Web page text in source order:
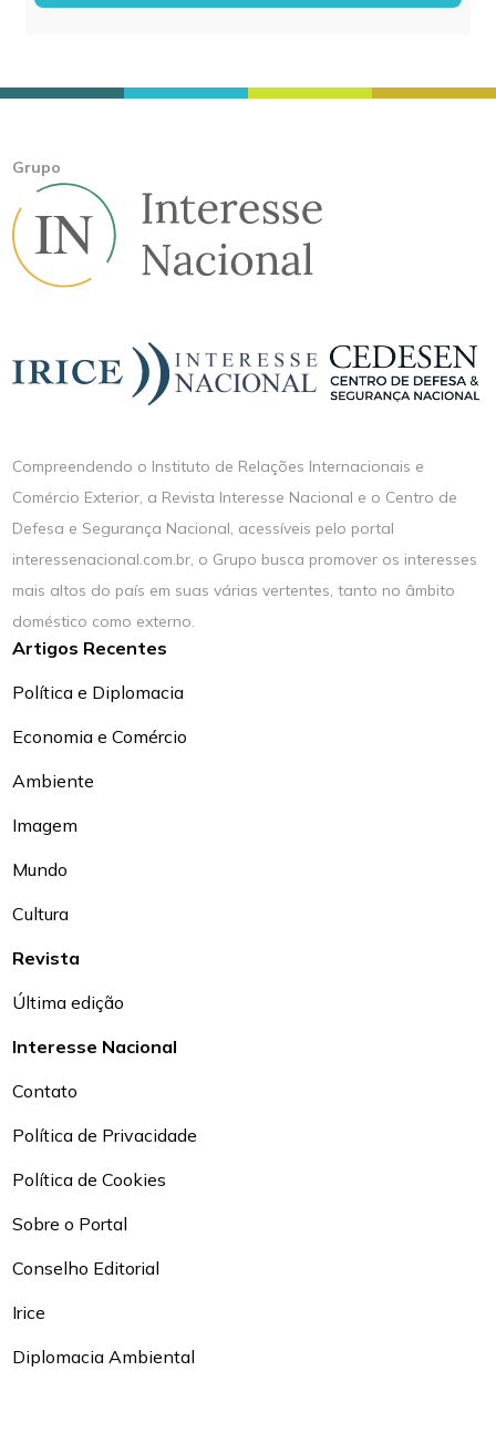
Grupo
Compreendendo o Instituto de Relações Internacionais e
Comércio Exterior, a Revista Interesse Nacional e o Centro de
Defesa e Segurança Nacional, acessíveis pelo portal
interessenacional.com.br, o Grupo busca promover os interesses
mais altos do país em suas várias vertentes, tanto no âmbito
doméstico como externo.
Artigos Recentes
Política e Diplomacia
Economia e Comércio
Ambiente
Imagem
Mundo
Cultura
Revista
Última edição
Interesse Nacional
Contato
Política de Privacidade
Política de Cookies
Sobre o Portal
Conselho Editorial
Irice
Diplomacia Ambiental